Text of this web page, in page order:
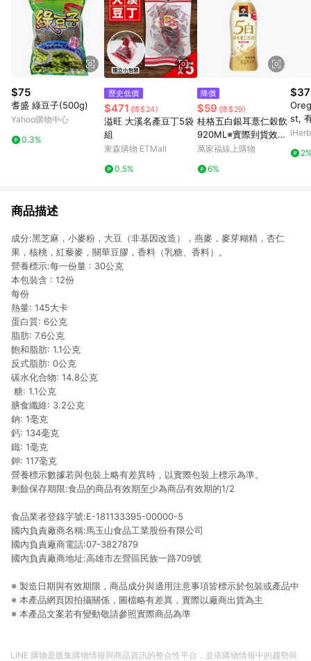
$75
耆盛 綠豆子(500g)
Yahoo購物中心
0.3%
歷史低價
$471 (降$24)
溢旺 大溪名產豆丁5袋
組
東森購物 ETMall
0.5%
降價
$59 (降$29)
桂格五白銀耳薏仁穀飲
920ML※實際到貨效期
約4天以上
萬家福線上購物
6%
st,
液
iHerb
商品描述
成分:黑芝麻，小麥粉，大豆（非基因改造），燕麥，麥芽糊精，杏仁
果，核桃，紅藜麥，關華豆膠，香料（乳糖、香料）。
營養標示:每一份量 : 30公克
本包裝含 : 12份
每份
熱量: 145大卡
蛋白質: 6公克
脂肪: 7.6公克
飽和脂肪: 1.1公克
反式脂肪: 0公克
碳水化合物: 14.8公克
糖: 1.1公克
膳食纖維: 3.2公克
鈉: 1毫克
鈣: 134毫克
鐵: 1毫克
鉀: 117毫克
營養標示數據若與包裝上略有差異時，以實際包裝上標示為準。
剩餘保存期限:食品的商品有效期至少為商品有效期的1/2
食品業者登錄字號:E-181133395-00000-5
國內負責廠商名稱:馬玉山食品工業股份有限公司
國內負責廠商電話:07-3827879
國內負責廠商地址:高雄市左營區民族一路709號
※ 製造日期與有效期限，商品成分與適用注意事項皆標示於包裝或產品中
※ 本產品網頁因拍攝關係，圖檔略有差異，實際以廠商出貨為主
※ 本產品文案若有變動敬請參照實際商品為準
LINE 購物是匯集購物情報與商品資訊的整合性平台，並依購物情報中的趨勢與